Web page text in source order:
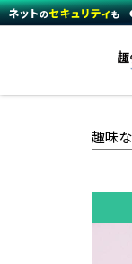
趣味